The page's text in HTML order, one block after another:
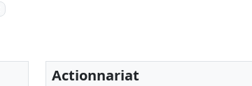
Actionnariat